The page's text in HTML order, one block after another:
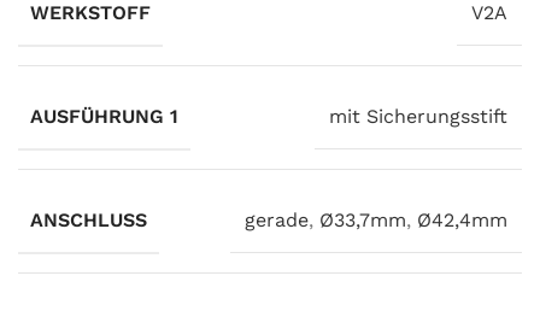
WERKSTOFF V2A
AUSFÜHRUNG 1 mit Sicherungsstift
ANSCHLUSS gerade, Ø33,7mm, Ø42,4mm